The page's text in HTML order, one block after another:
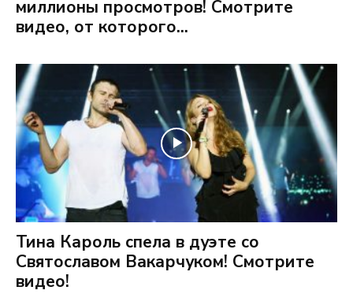
миллионы просмотров! Смотрите
видео, от которого...
Тина Кароль спела в дуэте со
Святославом Вакарчуком! Смотрите
видео!